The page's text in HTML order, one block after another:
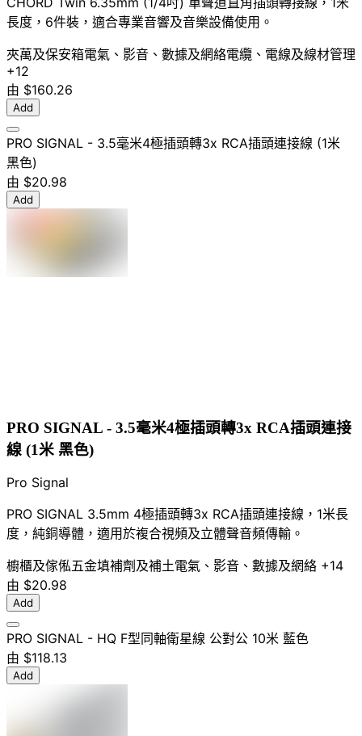
長度，6件裝，適合專業音響及音樂設備使用。
夾萬及保安箱電氣、影音、數據及網絡電纜、電線及線材管理
+12
由 $160.26
Add
PRO SIGNAL - 3.5毫米4極插頭轉3x RCA插頭連接線 (1米
黑色)
由 $20.98
Add
PRO SIGNAL - 3.5毫米4極插頭轉3x RCA插頭連接
線 (1米 黑色)
Pro Signal
PRO SIGNAL 3.5mm 4極插頭轉3x RCA插頭連接線，1米長
度，純銅導體，適用於複合視頻及立體聲音頻傳輸。
櫥櫃及傢俬五金填補劑及補土電氣、影音、數據及網絡 +14
由 $20.98
Add
PRO SIGNAL - HQ F型同軸衛星線 公對公 10米 藍色
由 $118.13
Add